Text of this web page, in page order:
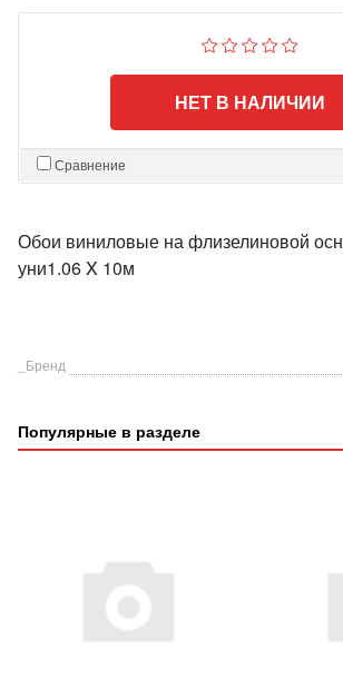
НЕТ В НАЛИЧИИ
Сравнение
Обои виниловые на флизелиновой
уни1.06 X 10м
_Бренд
Популярные в разделе